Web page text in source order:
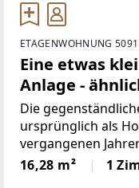
ETAGENWOHNUNG
Eine etwas
Anlage -
inkl. top
Die
ursprünglich als
vergangenen
Im Zuge einer
eines
16,28 m² 1